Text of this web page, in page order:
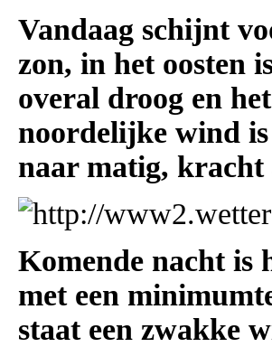
Vandaag schijnt
zon, in het oosten
overal droog en
noordelijke wind is
naar matig, kracht
Komende nacht is
met een
staat een zwakke